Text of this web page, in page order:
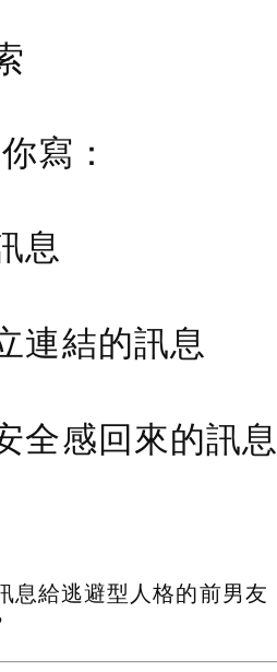
寫：
息
連結的訊息
全感回來的訊
息給逃避型人格的前男友